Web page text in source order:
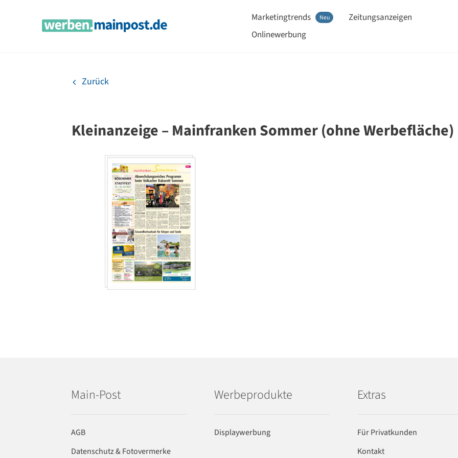
Marketingtrends Neu
Zeitungsanzeigen
Onlinewerbung
Zurück
Kleinanzeige – Mainfranken Sommer (ohne Werbefläche)
Main-Post
AGB
Datenschutz & Fotovermerke
Werbeprodukte
Displaywerbung
Extras
Für Privatkunden
Kontakt